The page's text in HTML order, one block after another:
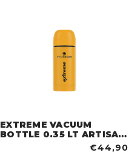
EXTREME VACUUM
BOTTLE 0.35 LT ARTISAN
€44,90